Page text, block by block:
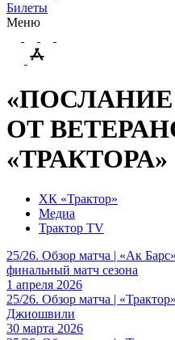
Билеты
Меню
ОТ
«ТРАКТОРА»
ХК «Трактор»
Медиа
Трактор TV
25/26. Обзор матча | «Ак
финальный матч сезона
1 апреля 2026
25/26. Обзор матча |
Джиошвили
30 марта 2026